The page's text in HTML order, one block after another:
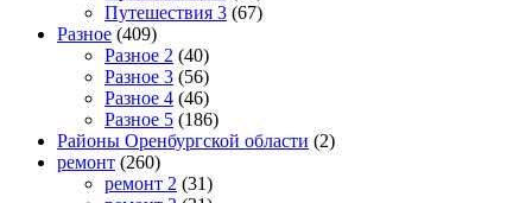
Путешествия 3 (67)
Разное (409)
Разное 2 (40)
Разное 3 (56)
Разное 4 (46)
Разное 5 (186)
Районы Оренбургской области (2)
ремонт (260)
ремонт 2 (31)